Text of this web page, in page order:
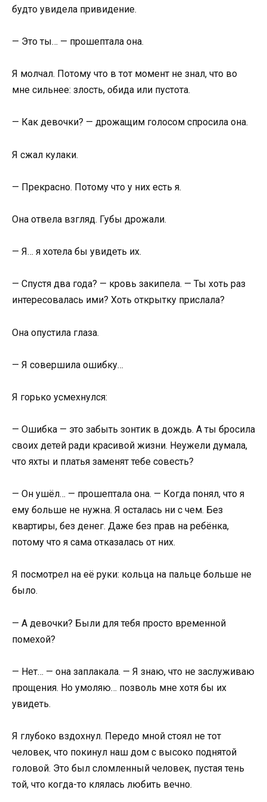
будто увидела привидение.
— Это ты… — прошептала она.
Я молчал. Потому что в тот момент не знал, что во
мне сильнее: злость, обида или пустота.
— Как девочки? — дрожащим голосом спросила она.
Я сжал кулаки.
— Прекрасно. Потому что у них есть я.
Она отвела взгляд. Губы дрожали.
— Я… я хотела бы увидеть их.
— Спустя два года? — кровь закипела. — Ты хоть раз
интересовалась ими? Хоть открытку прислала?
Она опустила глаза.
— Я совершила ошибку…
Я горько усмехнулся:
— Ошибка — это забыть зонтик в дождь. А ты бросила
своих детей ради красивой жизни. Неужели думала,
что яхты и платья заменят тебе совесть?
— Он ушёл… — прошептала она. — Когда понял, что я
ему больше не нужна. Я осталась ни с чем. Без
квартиры, без денег. Даже без прав на ребёнка,
потому что я сама отказалась от них.
Я посмотрел на её руки: кольца на пальце больше не
было.
— А девочки? Были для тебя просто временной
помехой?
— Нет… — она заплакала. — Я знаю, что не заслуживаю
прощения. Но умоляю… позволь мне хотя бы их
увидеть.
Я глубоко вздохнул. Передо мной стоял не тот
человек, что покинул наш дом с высоко поднятой
головой. Это был сломленный человек, пустая тень
той, что когда-то клялась любить вечно.